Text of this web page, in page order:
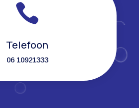

Telefoon
06 10921333